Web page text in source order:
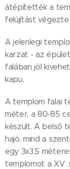
átépítették a
felújítást
A jelenlegi
karzat - az
falában jól
kapu.
A templom falai
méter, a 80-85
készült. A belső
hajó, mind a
egy 3х3,5
templomot a XV.